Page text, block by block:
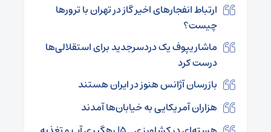
ارتباط انفجارهای اخیر گاز در تهران با ترورها
چیست؟
ماشاریپوف یک دردسرجدید‌‌‌ برای استقلالی‌ها
درست کرد
بازرسان آژانس هنوز در ایران هستند
هزاران آمریکایی به خیابان‌ها آمدند